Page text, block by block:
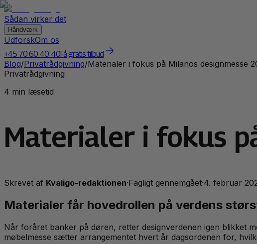
Sådan virker det
Håndværk
UdforskOm os
+45 70 60 40 40Få gratis tilbud
Blog/Privatrådgivning/Materialer i fokus på Milanos designmesse
Privatrådgivning
4 min læsetid
Materialer i fokus
Skrevet af Kvaligo-redaktionen·Fagligt gennemgået·4. februar
Materialer får hovedrollen på verdens
Når foråret banker på døren, retter designverdenen igen blikket
møbelmesse sætter arrangementet hvert år dagsordenen for,